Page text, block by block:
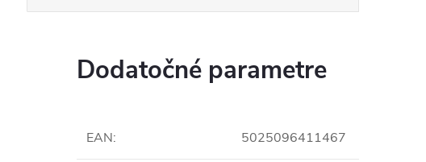
Dodatočné parametre
EAN: 5025096411467